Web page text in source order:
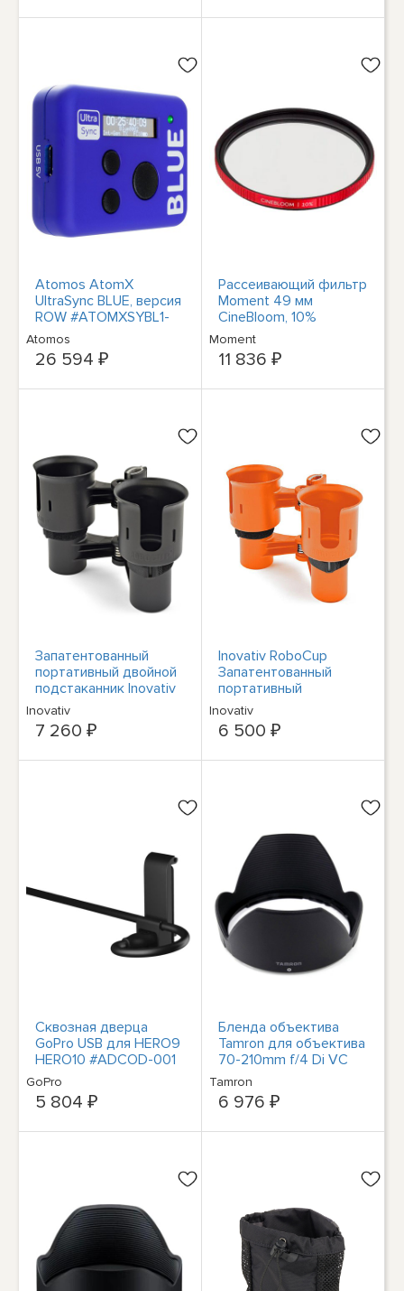
Atomos AtomX
UltraSync BLUE, версия
ROW #ATOMXSYBL1-
ROW
Atomos
26 594 ₽
Рассеивающий фильтр
Moment 49 мм
CineBloom, 10%
рассеивание #600-
090
Moment
11 836 ₽
Запатентованный
портативный двойной
подстаканник Inovativ
RoboCup, черный #
07101B
Inovativ
7 260 ₽
Inovativ RoboCup
Запатентованный
портативный
подстаканник Caddy
Caddy, оранжевый
Inovativ
6 500 ₽
Сквозная дверца
GoPro USB для HERO9
HERO10 #ADCOD-001
GoPro
5 804 ₽
Бленда объектива
Tamron для объектива
70-210mm f/4 Di VC
USD #RHAFA034
Tamron
6 976 ₽